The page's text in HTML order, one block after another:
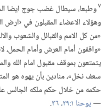
٧وطبعا،‏ سيطال غضب جوج ايضا
وهؤلاء الاعضاء المقبلون في ‹ارض
«من كل الامم والقبائل والشعوب
«واقفون أمام العرش وأمام الحمل،‏
يتمتعون بموقف مقبول امام الله
سعف نخل»،‏ منادين بأن يهوه هو
حكمه من خلال حكم ملكه الجالس
—‏يوحنا ١:‏٢٩،‏ ‏.‏